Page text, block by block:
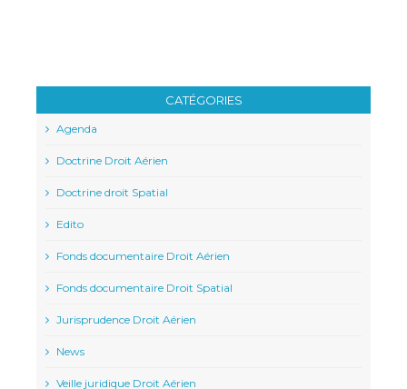
CATÉGORIES
Agenda
Doctrine Droit Aérien
Doctrine droit Spatial
Edito
Fonds documentaire Droit Aérien
Fonds documentaire Droit Spatial
Jurisprudence Droit Aérien
News
Veille juridique Droit Aérien